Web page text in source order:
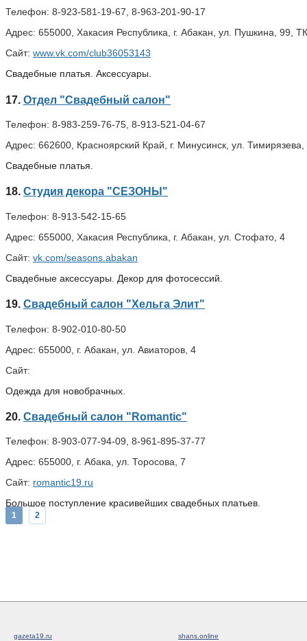
Телефон: 8-923-581-19-67, 8-963-201-90-17
Адрес: 655000, Хакасия Республика, г. Абакан, ул. Пушкина, 99,
Сайт: www.vk.com/club36053143
Свадебные платья. Аксессуары.
17. Отдел "Свадебный салон"
Телефон: 8-983-259-76-75, 8-913-521-04-67
Адрес: 662600, Красноярский Край, г. Минусинск, ул.
Свадебные платья.
18. Студия декора "СЕЗОНЫ"
Телефон: 8-913-542-15-65
Адрес: 655000, Хакасия Республика, г. Абакан, ул. Стофато, 4
Сайт: vk.com/seasons.abakan
Свадебные аксессуары. Декор для фотосессий.
19. Свадебный салон "Хельга Элит"
Телефон: 8-902-010-80-50
Адрес: 655000, г. Абакан, ул. Авиаторов, 4
Сайт:
Одежда для новобрачных.
20. Свадебный салон "Romantic"
Телефон: 8-903-077-94-09, 8-961-895-37-77
Адрес: 655000, г. Абака, ул. Торосова, 7
Сайт: romantic19.ru
Большое поступление красивейших свадебных платьев.
1 2
gazeta19.ru
shans.online